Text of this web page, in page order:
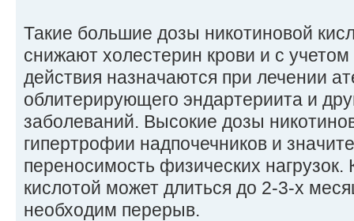
Такие большие дозы никотиновой
снижают холестерин крови и с
действия назначаются при лечении
облитерирующего эндартериита и
заболеваний. Высокие дозы
гипертрофии надпочечников и
переносимость физических нагрузок.
кислотой может длиться до 2-3-х
необходим перерыв.